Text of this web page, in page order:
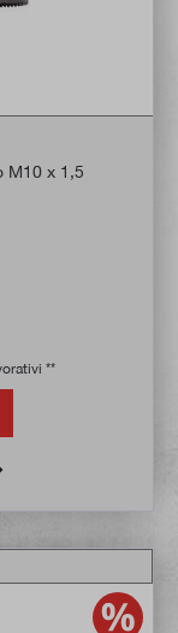
su 5 stelle
M10 x 1,5
**